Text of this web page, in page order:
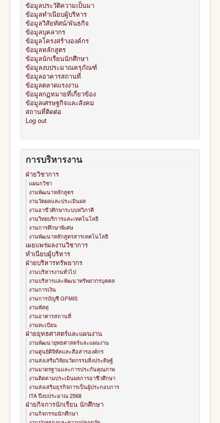
ข้อมูลประวัติความเป็นมา
ข้อมูลทำเนียบผู้บริหาร
ข้อมูลวิสัยทัศน์/พันธกิจ
ข้อมูลบุคลากร
ข้อมูลโครงสร้างองค์กร
ข้อมูลหลักสูตร
ข้อมูลนักเรียนนักศึกษา
ข้อมูลงบประมาณครุภัณฑ์
ข้อมูลอาคารสถานที่
ข้อมูลตลาดแรงงาน
ข้อมูลกฏหมายที่เกี่ยวข้อง
ข้อมูลเศรษฐกิจและสังคม
สถานที่ติดต่อ
Log out
การบริหารงาน
ฝ่ายวิชาการ
แผนกวิชา
งานพัฒนาหลักสูตร
งานวัดผลและประเมินผล
งานอาขีวศิกษาระบบทวิภาคี
งานวิทยบริการและเทคโนโลยี
งานการศึกษาพิเศษ
งานพัฒนาหลักสูตรสารเทคโนโลยี
เผยแพร่ผลงานวิชาการ
ทำเนียบผู้บริหาร
ฝ่ายบริหารทรัพยากร
งานบริหารงานทั่วไป
งานบริหารและพัฒนาทรัพยากรบุคคล
งานการเงิน
งานการบัญชี GFMIS
งานพัสดุ
งานอาคารสถานที่
งานทะเบียน
ฝ่ายยุทธศาสตร์และแผนงาน
งานพัฒนายุทธศาสตร์และแผนงาน
งานศูนย์ดิจิทัลและสือสารองค์กร
งานส่งเสริมวิจัยนวัตกรรมสิ่งประดิษฐ์
งานมาตรฐานและการประกันคุณภาพ
งานติดตามประเมินผลการอาชีวศึกษา
งานส่งเสริมธุรกิจการเป็นผู้ประกอบการ
ITA ปีงบประมาณ 2568
ฝ่ายกิจการนักเรียน นักศึกษา
งานกิจกรรมนักศึกษา